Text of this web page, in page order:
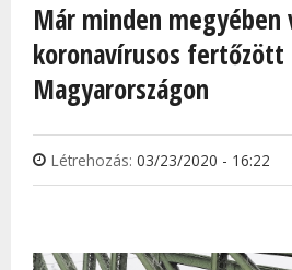
Már minden megyében
koronavírusos fertőzött
Magyarországon
Létrehozás: 03/23/2020 - 16:22